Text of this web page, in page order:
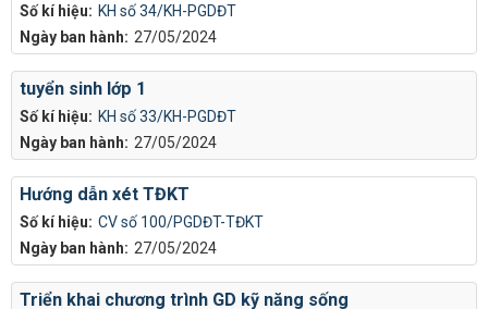
Số kí hiệu: KH số 34/KH-PGDĐT
Ngày ban hành: 27/05/2024
Số kí hiệu: KH số 33/KH-PGDĐT
Ngày ban hành: 27/05/2024
tuyển sinh lớp 1
Số kí hiệu: CV số 100/PGDĐT-TĐKT
Ngày ban hành: 27/05/2024
Hướng dẫn xét TĐKT
Triển khai chương trình GD kỹ năng sống